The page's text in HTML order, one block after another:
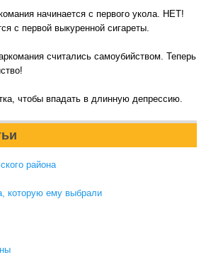
начинается с первого укола. НЕТ!
с первой выкуренной сигареты.
считались самоубийством. Теперь
чтобы впадать в длинную депрессию.
района
которую ему выбрали